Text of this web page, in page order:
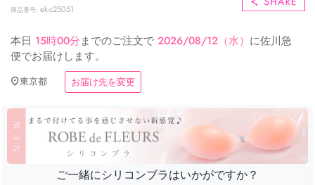
商品番号 ek-c25051
本日 15時00分までのご注文で 2026/08/12（水） に佐川急
便でお届けします。
東京都 お届け先を変更
ご一緒にシリコンブラはいかがですか？